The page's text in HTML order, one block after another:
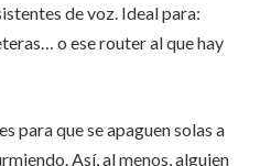
de voz. Ideal para:
o ese router al que hay
para que se apaguen solas a
Así, al menos, alguien